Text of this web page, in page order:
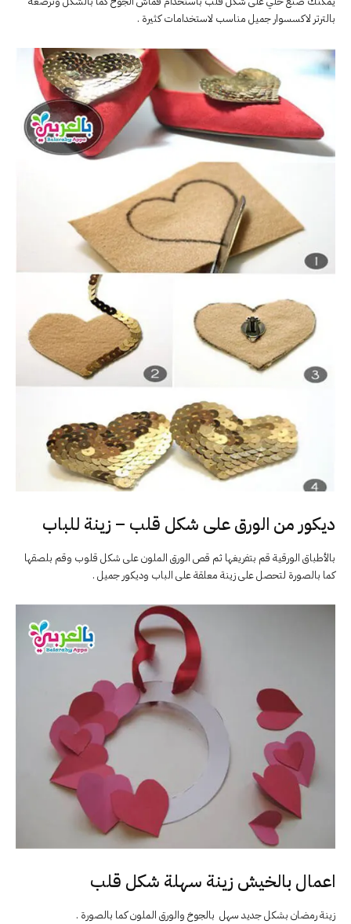
بالترتر لاكسسوار جميل مناسب لاستخدامات كثيرة .
ديكور من الورق على شكل قلب – زينة للباب
بالأطباق الورقية قم بتفريغها ثم قص الورق الملون على شكل قلوب وقم بلصقها
كما بالصورة لتحصل على زينة معلقة على الباب وديكور جميل .
اعمال بالخيش زينة سهلة شكل قلب
زينة رمضان بشكل جديد سهل بالجوخ والورق الملون كما بالصورة .